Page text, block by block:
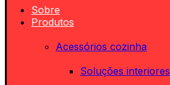
Sobre
Produtos
Acessórios cozinha
Soluções interiores